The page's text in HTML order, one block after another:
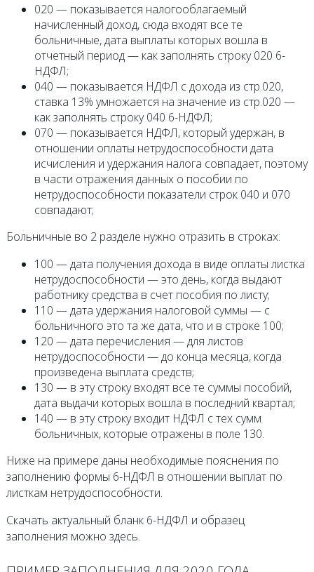
020 — показывается налогооблагаемый
начисленный доход, сюда входят все те
больничные, дата выплаты которых вошла в
отчетный период — как заполнять строку 020 6-
НДФЛ;
040 — показывается НДФЛ с дохода из стр.020,
ставка 13% умножается на значение из стр.020 —
как заполнять строку 040 6-НДФЛ;
070 — показывается НДФЛ, который удержан, в
отношении оплаты нетрудоспособности дата
исчисления и удержания налога совпадает, поэтому
в части отражения данных о пособии по
нетрудоспособности показатели строк 040 и 070
совпадают;
Больничные во 2 разделе нужно отразить в строках:
100 — дата получения дохода в виде оплаты листка
нетрудоспособности — это день, когда выдают
работнику средства в счет пособия по листу;
110 — дата удержания налоговой суммы — с
больничного это та же дата, что и в строке 100;
120 — дата перечисления — для листов
нетрудоспособности — до конца месяца, когда
произведена выплата средств;
130 — в эту строку входят все те суммы пособий,
дата выдачи которых вошла в последний квартал;
140 — в эту строку входит НДФЛ с тех сумм
больничных, которые отражены в поле 130.
Ниже на примере даны необходимые пояснения по
заполнению формы 6-НДФЛ в отношении выплат по
листкам нетрудоспособности.
Скачать актуальный бланк 6-НДФЛ и образец
заполнения можно здесь.